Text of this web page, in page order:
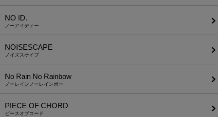
NO ID.
ノーアイディー
NOISESCAPE
ノイズスケイプ
No Rain No Rainbow
ノーレインノーレインボー
PIECE OF CHORD
ピースオブコード